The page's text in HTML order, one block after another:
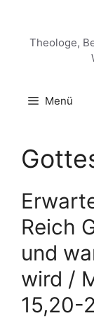
springenTheologe,
Menü
Reich
und
wird /
15,20-